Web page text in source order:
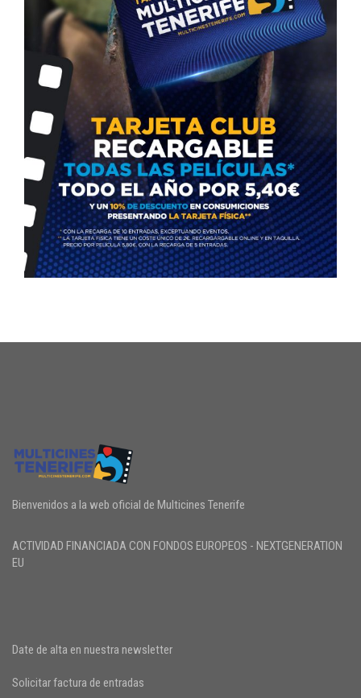
Bienvenidos a la web oficial de Multicines Tenerife
ACTIVIDAD FINANCIADA CON FONDOS EUROPEOS - NEXTGENERATION
EU
Date de alta en nuestra newsletter
Solicitar factura de entradas